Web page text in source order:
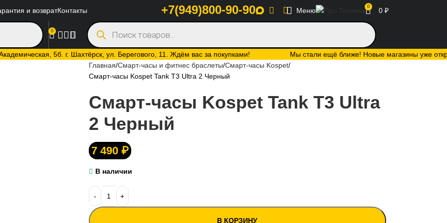
5б. г. Шахтёрск, ул. Берегового, 11. Ждём вас за покупками! Мы стали ещё ближе! Новые магазины уже
и возвратКонтакты +7(949)800-90-90 Меню 0 0 ₽
0
Главная Смарт-часы и фитнес браслеты Смарт-часы Kospet
Смарт-часы Kospet Tank T3 Ultra 2 Черный
Смарт-часы Kospet Tank T3 Ultra
2 Черный
7 490 ₽
В наличии
В КОРЗИНУ